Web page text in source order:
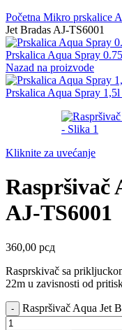
Početna Mikro prskalice
Jet Bradas AJ-TS6001
Prskalica Aqua Spray
Nazad na proizvode
Prskalica Aqua Spray
Kliknite za uvećanje
Raspršivač
AJ-TS6001
360,00 рсд
Rasprskivač sa
22m u zavisnosti od
Raspršivač Aqua Jet